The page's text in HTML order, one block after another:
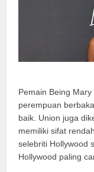
Pemain Being
perempuan
baik. Union juga
memiliki sifat
selebriti Hollywood
Hollywood paling